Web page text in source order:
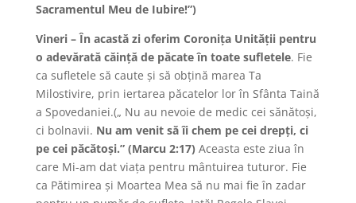
Sacramentul Meu de Iubire!”)
Vineri – În acastă zi oferim Coroniţa Unităţii pentru
o adevărată căinţă de păcate în toate sufletele. Fie
ca sufletele să caute şi să obţină marea Ta
Milostivire, prin iertarea păcatelor lor în Sfânta Taină
a Spovedaniei.(„ Nu au nevoie de medic cei sănătoşi,
ci bolnavii. Nu am venit să îi chem pe cei drepţi, ci
pe cei păcătoşi.” (Marcu 2:17) Aceasta este ziua în
care Mi-am dat viaţa pentru mântuirea tuturor. Fie
ca Pătimirea şi Moartea Mea să nu mai fie în zadar